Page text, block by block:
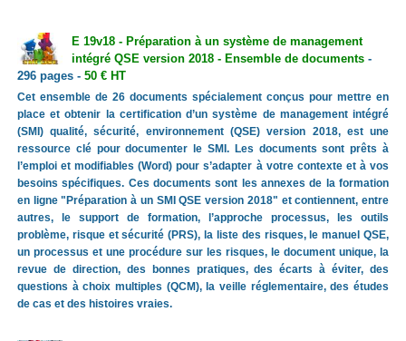
E 19v18 - Préparation à un système de management
intégré QSE version 2018 - Ensemble de documents-
296 pages - 50 € HT
Cet ensemble de 26 documents spécialement conçus pour mettre en
place et obtenir la certification d’un système de management intégré
(SMI) qualité, sécurité, environnement (QSE) version 2018, est une
ressource clé pour documenter le SMI. Les documents sont prêts à
l’emploi et modifiables (Word) pour s’adapter à votre contexte et à vos
besoins spécifiques. Ces documents sont les annexes de la formation
en ligne "Préparation à un SMI QSE version 2018" et contiennent, entre
autres, le support de formation, l’approche processus, les outils
problème, risque et sécurité (PRS), la liste des risques, le manuel QSE,
un processus et une procédure sur les risques, le document unique, la
revue de direction, des bonnes pratiques, des écarts à éviter, des
questions à choix multiples (QCM), la veille réglementaire, des études
de cas et des histoires vraies.